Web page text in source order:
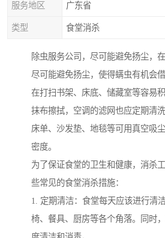
服务地区 广东省
类型 食堂消杀
除虫服务公司，尽可能避免扬尘，
尽可能避免扬尘，使得螨虫有机会
在打扫书架、床底、储藏室等容易
抹布擦拭，空调的滤网也应定期清
床单、沙发垫、地毯等可用真空吸
密度。
为了保证食堂的卫生和健康，消杀
些常见的食堂消杀措施：
1. 定期清洁：食堂每天应该进行清
椅、餐具、厨房等各个角落。同时